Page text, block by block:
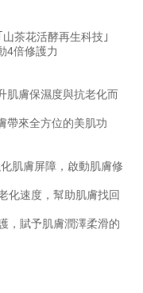
茶花活酵再生科技｣
4倍修護力
肌膚保濕度與抗老化而
帶來全方位的美肌功
肌膚屏障，啟動肌膚修
化速度，幫助肌膚找回
，賦予肌膚潤澤柔滑的